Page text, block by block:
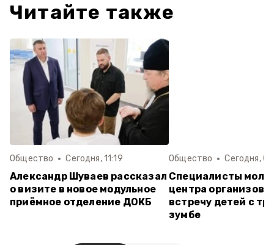
Читайте также
Общество Сегодня, 11:19
Александр Шуваев рассказал
о визите в новое модульное
приёмное отделение ДОКБ
Общество Сегодня,
Специалисты
центра
встречу детей с
зумбе